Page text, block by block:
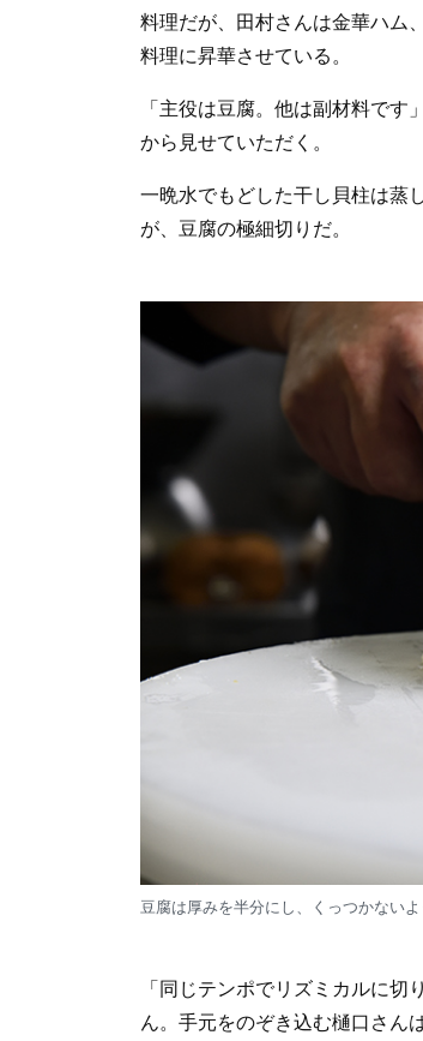
料理だが、田村さんは金華ハム
料理に昇華させている。
「主役は豆腐。他は副材料で
から見せていただく。
一晩水でもどした干し貝柱は蒸
が、豆腐の極細切りだ。
豆腐は厚みを半分にし、くっつかない
「同じテンポでリズミカルに
ん。手元をのぞき込む樋口さん